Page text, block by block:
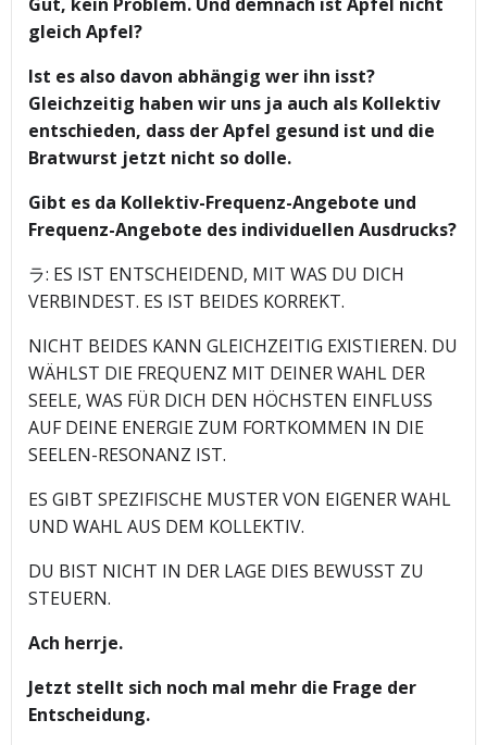
gleich Apfel?
Ist es also davon abhängig wer ihn isst?
Gleichzeitig haben wir uns ja auch als Kollektiv
entschieden, dass der Apfel gesund ist und die
Bratwurst jetzt nicht so dolle.
Gibt es da Kollektiv-Frequenz-Angebote und
Frequenz-Angebote des individuellen Ausdrucks?
ラ: ES IST ENTSCHEIDEND, MIT WAS DU DICH
VERBINDEST. ES IST BEIDES KORREKT.
NICHT BEIDES KANN GLEICHZEITIG EXISTIEREN. DU
WÄHLST DIE FREQUENZ MIT DEINER WAHL DER
SEELE, WAS FÜR DICH DEN HÖCHSTEN EINFLUSS
AUF DEINE ENERGIE ZUM FORTKOMMEN IN DIE
SEELEN-RESONANZ IST.
ES GIBT SPEZIFISCHE MUSTER VON EIGENER WAHL
UND WAHL AUS DEM KOLLEKTIV.
DU BIST NICHT IN DER LAGE DIES BEWUSST ZU
STEUERN.
Ach herrje.
Jetzt stellt sich noch mal mehr die Frage der
Entscheidung.